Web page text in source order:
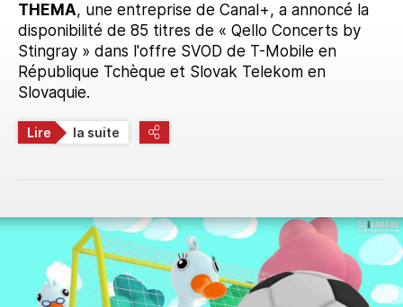
THEMA, une entreprise de Canal+, a annoncé la
disponibilité de 85 titres de « Qello Concerts by
Stingray » dans l'offre SVOD de T-Mobile en
République Tchèque et Slovak Telekom en
Slovaquie.
Lire la suite